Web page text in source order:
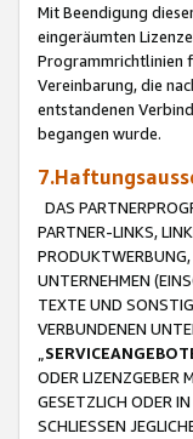
Mit Beendigung
eingeräumten
Programmrichtlinien
Vereinbarung, die
entstandenen
begangen wurde.
DAS
PARTNER-LINKS,
UNTERNEHMEN
TEXTE UND
VERBUNDENEN
ODER LIZENZGEBER
GESETZLICH ODER
SCHLIESSEN